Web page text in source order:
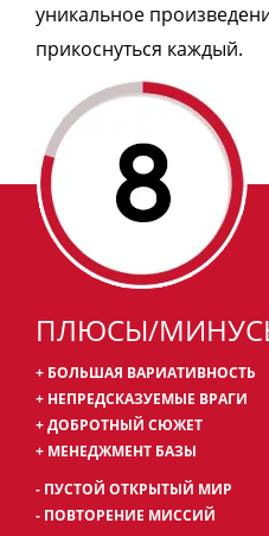
уникальное
прикоснуться каждый.
ПЛЮСЫ/
+ БОЛЬШАЯ ВАРИАТИВНОСТЬ
+ НЕПРЕДСКАЗУЕМЫЕ ВРАГИ
​+ ДОБРОТНЫЙ СЮЖЕТ
+ МЕНЕДЖМЕНТ БАЗЫ
- ПУСТОЙ ОТКРЫТЫЙ МИР
- ПОВТОРЕНИЕ МИССИЙ